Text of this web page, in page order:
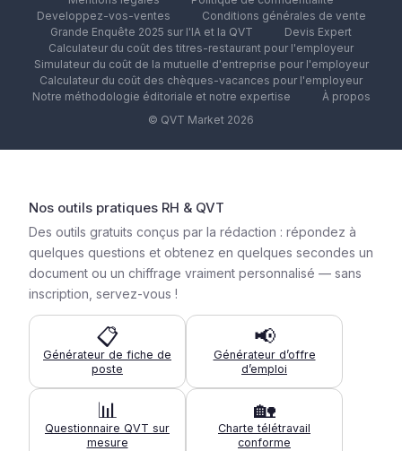
Developpez-vos-ventes
Conditions générales de vente
Grande Enquête 2025 sur l'IA et la QVT
Devis Expert
Calculateur du coût des titres-restaurant pour l'employeur
Simulateur du coût de la mutuelle d'entreprise pour l'employeur
Calculateur du coût des chèques-vacances pour l'employeur
Notre méthodologie éditoriale et notre expertise
À propos
© QVT Market 2026
Nos outils pratiques RH & QVT
Des outils gratuits conçus par la rédaction : répondez à
quelques questions et obtenez en quelques secondes un
document ou un chiffrage vraiment personnalisé — sans
inscription, servez-vous !
📋
Générateur de fiche de
poste
📢
Générateur d’offre
d’emploi
📊
Questionnaire QVT sur
mesure
🏡
Charte télétravail
conforme